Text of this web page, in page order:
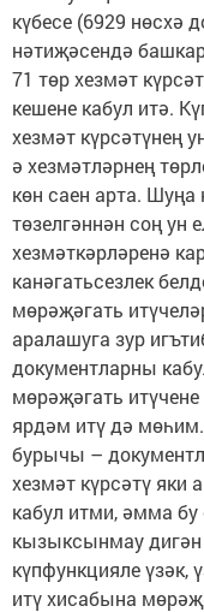
күбесе (6929 нөсхә
нәтиҗәсендә
71 төр хезмәт
кешене кабул итә.
хезмәт күрсәтүнең
ә хезмәтләрнең
көн саен арта. Шуңа
төзелгәннән соң
хезмәткәрләренә
канәгатьсезлек
мөрәҗәгать
аралашуга зур
документларны
мөрәҗәгать
ярдәм итү дә мөһим.
бурычы –
хезмәт күрсәтү яки
кабул итми, әмма
кызыксынмау дигән
күпфункцияле үзәк,
итү хисабына